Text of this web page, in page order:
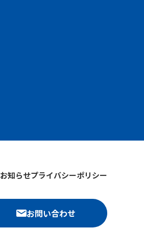
お知らせプライバシーポリシー
お問い合わせ